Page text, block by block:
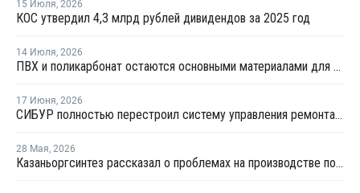
15 Июля, 2026
КОС утвердил 4,3 млрд рублей дивидендов за 2025 год
14 Июля, 2026
ПВХ и поликарбонат остаются основными материалами для производства банковских карт
17 Июня, 2026
СИБУР полностью перестроил систему управления ремонтами на КОСе
28 Мая, 2026
Казаньоргсинтез рассказал о проблемах на производстве поликарбоната